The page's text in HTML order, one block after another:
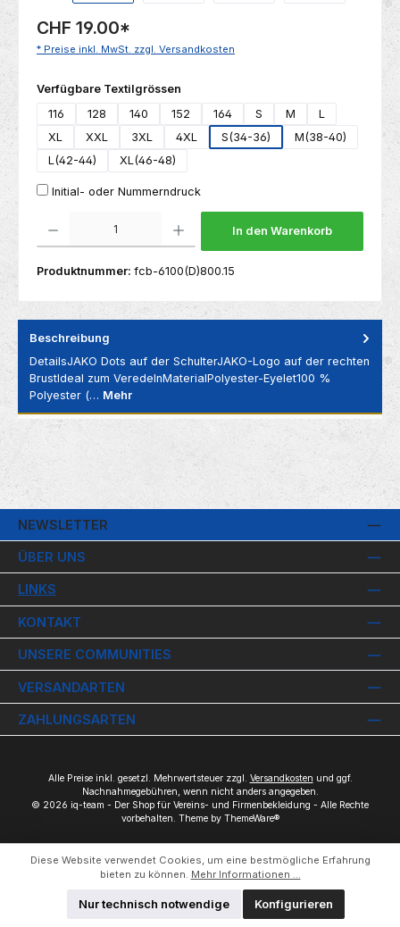
CHF 19.00*
* Preise inkl. MwSt. zzgl. Versandkosten
Verfügbare Textilgrössen
116
128 140 152 164 S M
L
XL
XXL 3XL 4XL S(34-36)
M(38-40)
L(42-44)
XL(46-48)
Initial- oder Nummerndruck
Produkt Anzahl: Gib den gewünschten Wert ein oder benutze die Schaltflächen um
In den Warenkorb
Produktnummer: fcb-6100(D)800.15
Beschreibung
DetailsJAKO Dots auf der SchulterJAKO-Logo auf der rechten
BrustIdeal zum VeredelnMaterialPolyester-Eyelet100 %
Polyester (… Mehr
NEWSLETTER
ÜBER UNS
LINKS
KONTAKT
UNSERE COMMUNITIES
VERSANDARTEN
ZAHLUNGSARTEN
Alle Preise inkl. gesetzl. Mehrwertsteuer zzgl. Versandkosten und ggf.
Nachnahmegebühren, wenn nicht anders angegeben.
© 2026 iq-team - Der Shop für Vereins- und Firmenbekleidung - Alle Rechte
vorbehalten. Theme by ThemeWare®
Diese Website verwendet Cookies, um eine bestmögliche Erfahrung
bieten zu können. Mehr Informationen ...
Nur technisch notwendige Konfigurieren